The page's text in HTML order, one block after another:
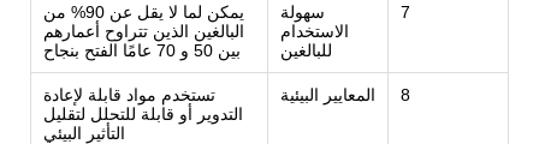
7
سهولة
الاستخدام
للبالغين
يمكن لما لا يقل عن 90% من
البالغين الذين تتراوح أعمارهم
بين 50 و 70 عامًا الفتح بنجاح
8 المعايير البيئية
تستخدم مواد قابلة لإعادة
التدوير أو قابلة للتحلل لتقليل
التأثير البيئي